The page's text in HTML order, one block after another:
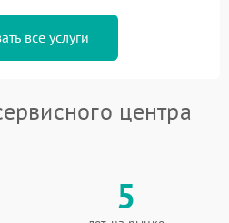
все услуги
центра
5